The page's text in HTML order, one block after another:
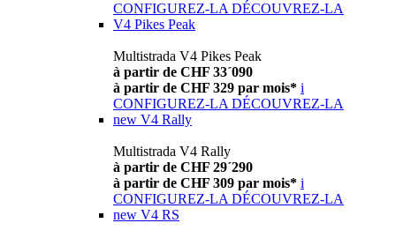
CONFIGUREZ-LA DÉCOUVREZ-LA
V4 Pikes Peak
Multistrada V4 Pikes Peak
à partir de CHF 33´090
à partir de CHF 329 par mois* i
CONFIGUREZ-LA DÉCOUVREZ-LA
new V4 Rally
Multistrada V4 Rally
à partir de CHF 29´290
à partir de CHF 309 par mois* i
CONFIGUREZ-LA DÉCOUVREZ-LA
new V4 RS